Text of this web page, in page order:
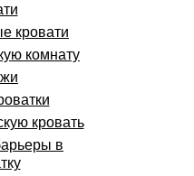
кровати
комнату
кровать
в